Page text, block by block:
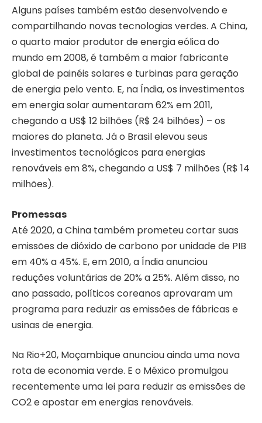
Alguns países também estão desenvolvendo e
compartilhando novas tecnologias verdes. A China,
o quarto maior produtor de energia eólica do
mundo em 2008, é também a maior fabricante
global de painéis solares e turbinas para geração
de energia pelo vento. E, na Índia, os investimentos
em energia solar aumentaram 62% em 2011,
chegando a US$ 12 bilhões (R$ 24 bilhões) – os
maiores do planeta. Já o Brasil elevou seus
investimentos tecnológicos para energias
renováveis em 8%, chegando a US$ 7 milhões (R$ 14
milhões).
Promessas
Até 2020, a China também prometeu cortar suas
emissões de dióxido de carbono por unidade de PIB
em 40% a 45%. E, em 2010, a Índia anunciou
reduções voluntárias de 20% a 25%. Além disso, no
ano passado, políticos coreanos aprovaram um
programa para reduzir as emissões de fábricas e
usinas de energia.
Na Rio+20, Moçambique anunciou ainda uma nova
rota de economia verde. E o México promulgou
recentemente uma lei para reduzir as emissões de
CO2 e apostar em energias renováveis.